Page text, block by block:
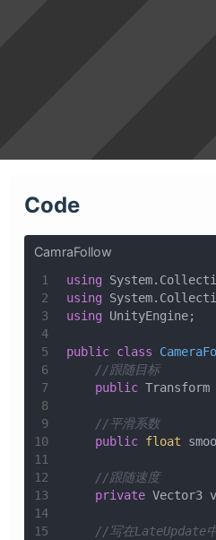
Code
CamraFollow
1
2
3
4
5
6
7
8
9
10
11
12
13
14
15
using
using
using UnityEngine;
public class
//跟随目标
public
//平滑系数
public float
//跟随速度
private Vector3
//写在LateUpdate